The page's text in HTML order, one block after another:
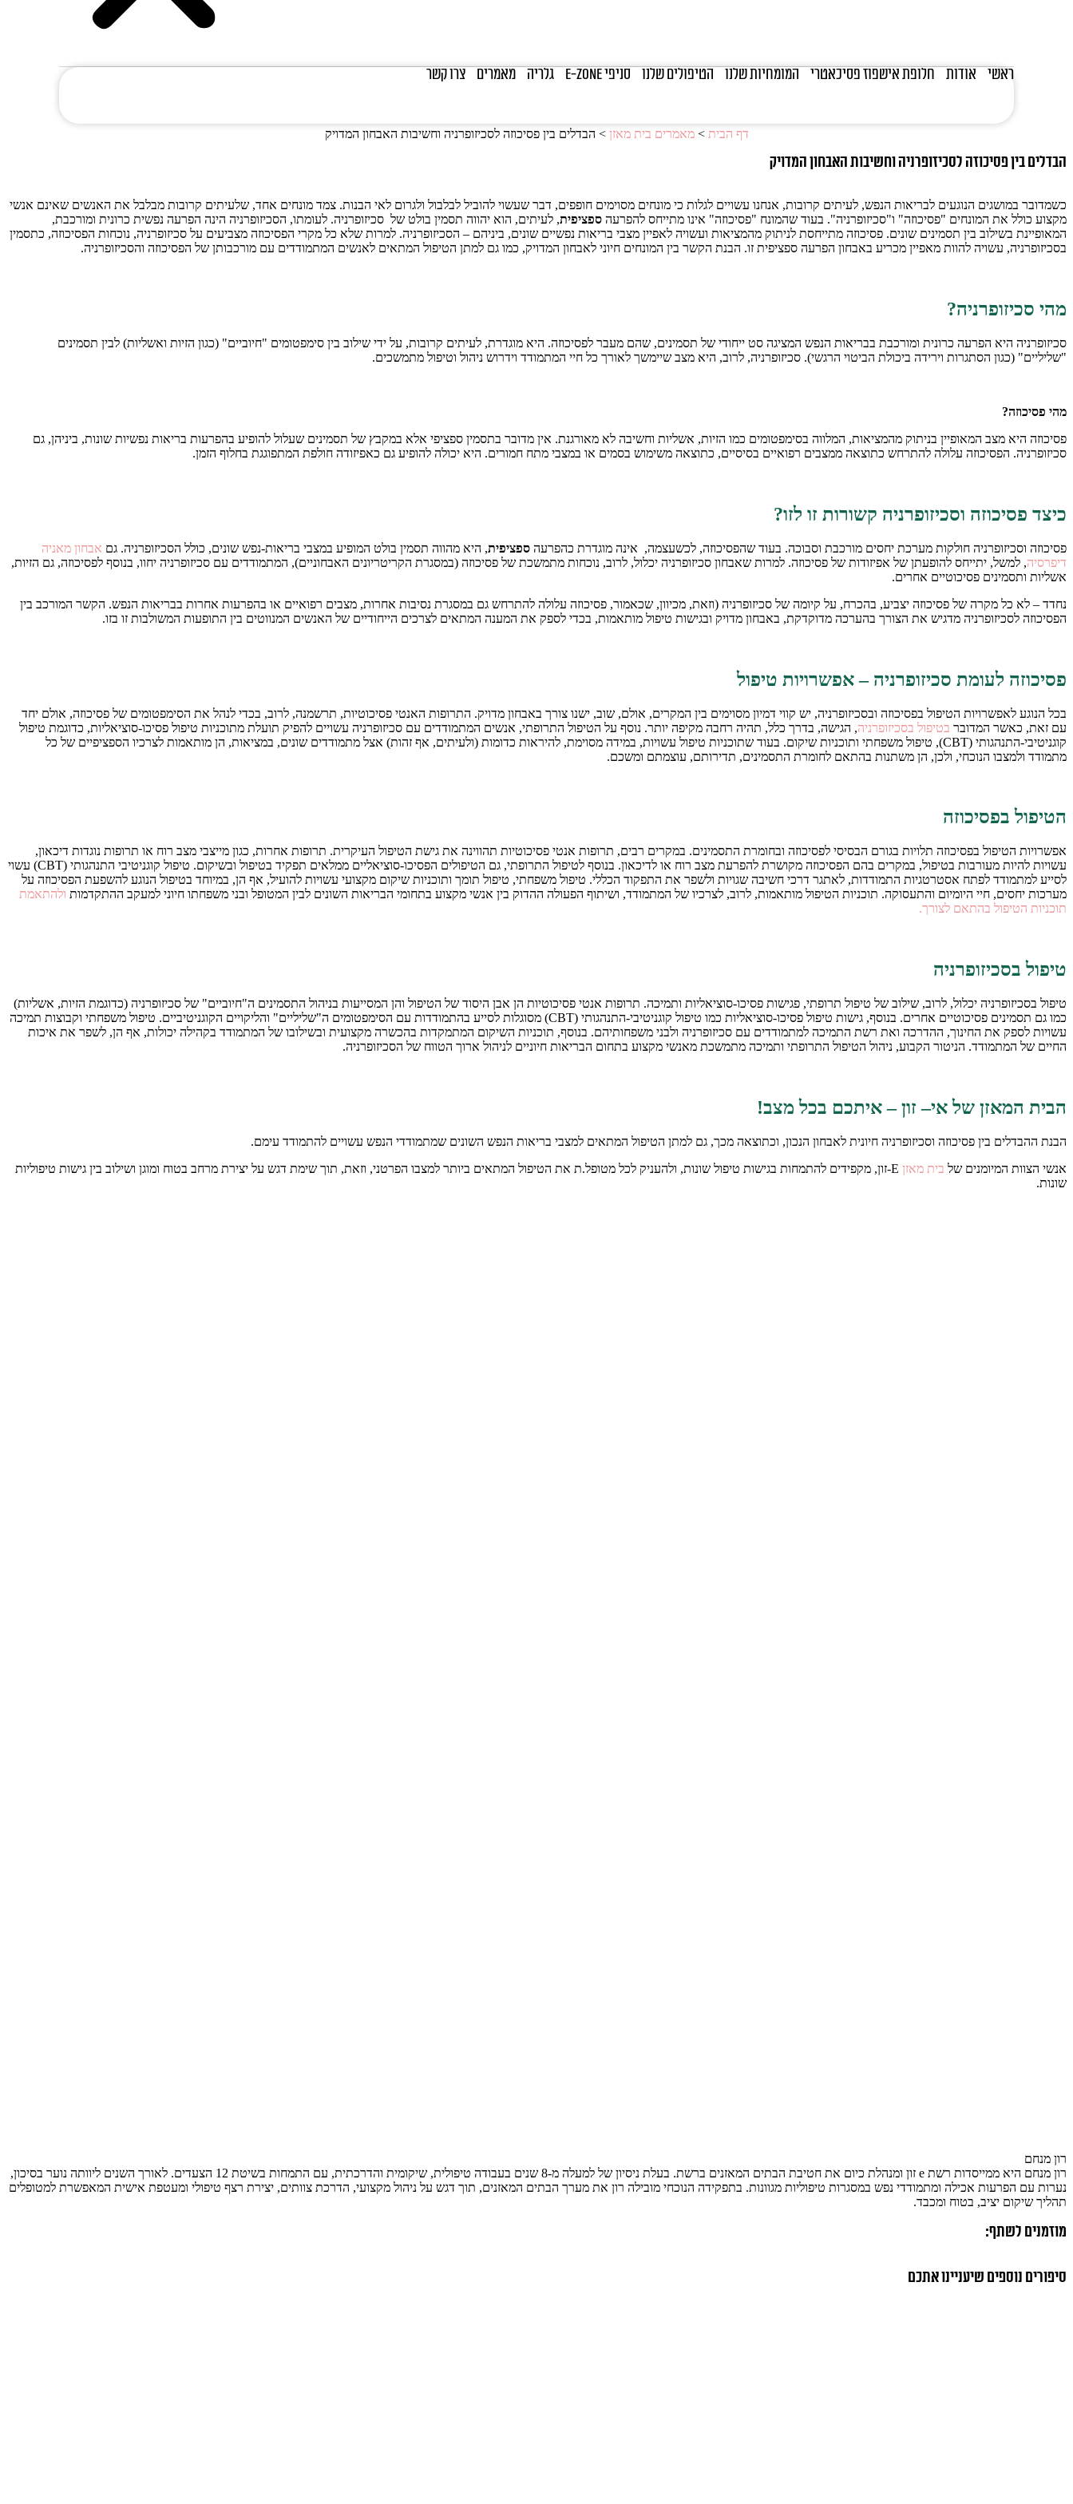
ראשי אודות חלופת אישפוז פסיכאטרי המומחיות שלנו הטיפולים שלנו סניפי E-ZONE גלריה מאמרים צרו קשר
דף הבית >מאמרים בית מאזן > הבדלים בין פסיכוזה לסכיזופרניה וחשיבות האבחון המדויק
הבדלים בין פסיכוזה לסכיזופרניה וחשיבות האבחון המדויק
כשמדובר במושגים הנוגעים לבריאות הנפש, לעיתים קרובות, אנחנו עשויים לגלות כי מונחים מסוימים חופפים, דבר שעשוי להוביל לבלבול ולגרום לאי הבנות. צמד מונחים אחד, שלעיתים קרובות מבלבל את האנשים שאינם אנשי
מקצוע כולל את המונחים "פסיכוזה" ו"סכיזופרניה". בעוד שהמונח "פסיכוזה" אינו מתייחס להפרעה ספציפית, לעיתים, הוא יהווה תסמין בולט של סכיזופרניה. לעומתו, הסכיזופרניה הינה הפרעה נפשית כרונית ומורכבת,
המאופיינת בשילוב בין תסמינים שונים. פסיכוזה מתייחסת לניתוק מהמציאות ועשויה לאפיין מצבי בריאות נפשיים שונים, ביניהם – הסכיזופרניה. למרות שלא כל מקרי הפסיכוזה מצביעים על סכיזופרניה, נוכחות הפסיכוזה, כתסמין
בסכיזופרניה, עשויה להוות מאפיין מכריע באבחון הפרעה ספציפית זו. הבנת הקשר בין המונחים חיוני לאבחון המדויק, כמו גם למתן הטיפול המתאים לאנשים המתמודדים עם מורכבותן של הפסיכוזה והסכיזופרניה.
מהי סכיזופרניה?
סכיזופרניה היא הפרעה כרונית ומורכבת בבריאות הנפש המציגה סט ייחודי של תסמינים, שהם מעבר לפסיכוזה. היא מוגדרת, לעיתים קרובות, על ידי שילוב בין סימפטומים "חיוביים" (כגון הזיות ואשליות) לבין תסמינים
"שליליים" (כגון הסתגרות וירידה ביכולת הביטוי הרגשי). סכיזופרניה, לרוב, היא מצב שיימשך לאורך כל חיי המתמודד וידרוש ניהול וטיפול מתמשכים.
מהי פסיכוזה?
פסיכוזה היא מצב המאופיין בניתוק מהמציאות, המלווה בסימפטומים כמו הזיות, אשליות וחשיבה לא מאורגנת. אין מדובר בתסמין ספציפי אלא במקבץ של תסמינים שעלול להופיע בהפרעות בריאות נפשיות שונות, ביניהן, גם
סכיזופרניה. הפסיכוזה עלולה להתרחש כתוצאה ממצבים רפואיים בסיסיים, כתוצאה משימוש בסמים או במצבי מתח חמורים. היא יכולה להופיע גם כאפיזודה חולפת המתפוגגת בחלוף הזמן.
כיצד פסיכוזה וסכיזופרניה קשורות זו לזו?
פסיכוזה וסכיזופרניה חולקות מערכת יחסים מורכבת וסבוכה. בעוד שהפסיכוזה, לכשעצמה, אינה מוגדרת כהפרעה ספציפית, היא מהווה תסמין בולט המופיע במצבי בריאות-נפש שונים, כולל הסכיזופרניה. גם אבחון מאניה
דיפרסיה, למשל, יתייחס להופעתן של אפיזודות של פסיכוזה. למרות שאבחון סכיזופרניה יכלול, לרוב, נוכחות מתמשכת של פסיכוזה (במסגרת הקריטריונים האבחוניים), המתמודדים עם סכיזופרניה יחוו, בנוסף לפסיכוזה, גם הזיות,
אשליות ותסמינים פסיכוטיים אחרים.
נחדד – לא כל מקרה של פסיכוזה יצביע, בהכרח, על קיומה של סכיזופרניה (וזאת, מכיוון, שכאמור, פסיכוזה עלולה להתרחש גם במסגרת נסיבות אחרות, מצבים רפואיים או בהפרעות אחרות בבריאות הנפש. הקשר המורכב בין
הפסיכוזה לסכיזופרניה מדגיש את הצורך בהערכה מדוקדקת, באבחון מדויק ובגישות טיפול מותאמות, בכדי לספק את המענה המתאים לצרכים הייחודיים של האנשים המנווטים בין התופעות המשולבות זו בזו.
פסיכוזה לעומת סכיזופרניה – אפשרויות טיפול
בכל הנוגע לאפשרויות הטיפול בפסיכוזה ובסכיזופרניה, יש קווי דמיון מסוימים בין המקרים, אולם, שוב, ישנו צורך באבחון מדויק. התרופות האנטי פסיכוטיות, תרשמנה, לרוב, בכדי לנהל את הסימפטומים של פסיכוזה, אולם יחד
עם זאת, כאשר המדובר בטיפול בסכיזופרניה, הגישה, בדרך כלל, תהיה רחבה מקיפה יותר. נוסף על הטיפול התרופתי, אנשים המתמודדים עם סכיזופרניה עשויים להפיק תועלת מתוכניות טיפול פסיכו-סוציאליות, כדוגמת טיפול
קוגניטיבי-התנהגותי (CBT), טיפול משפחתי ותוכניות שיקום. בעוד שתוכניות טיפול עשויות, במידה מסוימת, להיראות כדומות (ולעיתים, אף זהות) אצל מתמודדים שונים, במציאות, הן מותאמות לצרכיו הספציפיים של כל
מתמודד ולמצבו הנוכחי, ולכן, הן משתנות בהתאם לחומרת התסמינים, תדירותם, עוצמתם ומשכם.
הטיפול בפסיכוזה
אפשרויות הטיפול בפסיכוזה תלויות בגורם הבסיסי לפסיכוזה ובחומרת התסמינים. במקרים רבים, תרופות אנטי פסיכוטיות תהווינה את גישת הטיפול העיקרית. תרופות אחרות, כגון מייצבי מצב רוח או תרופות נוגדות דיכאון,
עשויות להיות מעורבות בטיפול, במקרים בהם הפסיכוזה מקושרת להפרעת מצב רוח או לדיכאון. בנוסף לטיפול התרופתי, גם הטיפולים הפסיכו-סוציאליים ממלאים תפקיד בטיפול ובשיקום. טיפול קוגניטיבי התנהגותי (CBT) עשוי
לסייע למתמודד לפתח אסטרטגיות התמודדות, לאתגר דרכי חשיבה שגויות ולשפר את התפקוד הכללי. טיפול משפחתי, טיפול תומך ותוכניות שיקום מקצועי עשויות להועיל, אף הן, במיוחד בטיפול הנוגע להשפעת הפסיכוזה על
מערכות יחסים, חיי היומיום והתעסוקה. תוכניות הטיפול מותאמות, לרוב, לצרכיו של המתמודד, ושיתוף הפעולה ההדוק בין אנשי מקצוע בתחומי הבריאות השונים לבין המטופל ובני משפחתו חיוני למעקב ההתקדמות ולהתאמת
תוכניות הטיפול בהתאם לצורך.
טיפול בסכיזופרניה
טיפול בסכיזופרניה יכלול, לרוב, שילוב של טיפול תרופתי, פגישות פסיכו-סוציאליות ותמיכה. תרופות אנטי פסיכוטיות הן אבן היסוד של הטיפול והן המסייעות בניהול התסמינים ה"חיוביים" של סכיזופרניה (כדוגמת הזיות, אשליות)
כמו גם תסמינים פסיכוטיים אחרים. בנוסף, גישות טיפול פסיכו-סוציאליות כמו טיפול קוגניטיבי-התנהגותי (CBT) מסוגלות לסייע בהתמודדות עם הסימפטומים ה"שליליים" והליקויים הקוגניטיביים. טיפול משפחתי וקבוצות תמיכה
עשויות לספק את החינוך, ההדרכה ואת רשת התמיכה למתמודדים עם סכיזופרניה ולבני משפחותיהם. בנוסף, תוכניות השיקום המתמקדות בהכשרה מקצועית ובשילובו של המתמודד בקהילה יכולות, אף הן, לשפר את איכות
החיים של המתמודד. הניטור הקבוע, ניהול הטיפול התרופתי ותמיכה מתמשכת מאנשי מקצוע בתחום הבריאות חיוניים לניהול ארוך הטווח של הסכיזופרניה.
הבית המאזן של אי– זון – איתכם בכל מצב!
הבנת ההבדלים בין פסיכוזה וסכיזופרניה חיונית לאבחון הנכון, וכתוצאה מכך, גם למתן הטיפול המתאים למצבי בריאות הנפש השונים שמתמודדי הנפש עשויים להתמודד עימם.
אנשי הצוות המיומנים של בית מאזן
E-זון, מקפידים להתמחות בגישות טיפול שונות, ולהעניק לכל מטופל.ת את הטיפול המתאים ביותר למצבו הפרטני, וזאת, תוך שימת דגש על יצירת מרחב בטוח ומוגן ושילוב בין גישות טיפוליות
שונות.
רון מנחם
רון מנחם היא ממייסדות רשת e זון ומנהלת כיום את חטיבת הבתים המאזנים ברשת. בעלת ניסיון של למעלה מ-8 שנים בעבודה טיפולית, שיקומית והדרכתית, עם התמחות בשיטת 12 הצעדים. לאורך השנים ליוותה נוער בסיכון,
נערות עם הפרעות אכילה ומתמודדי נפש במסגרות טיפוליות מגוונות. בתפקידה הנוכחי מובילה רון את מערך הבתים המאזנים, תוך דגש על ניהול מקצועי, הדרכת צוותים, יצירת רצף טיפולי ומעטפת אישית המאפשרת למטופלים
תהליך שיקום יציב, בטוח ומכבד.
מוזמנים לשתף:
סיפורים נוספים שיעניינו אתכם